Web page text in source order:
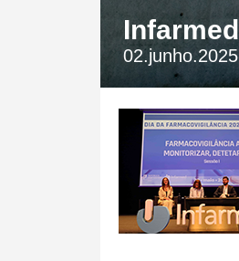
Infarmed
02.junho.2025